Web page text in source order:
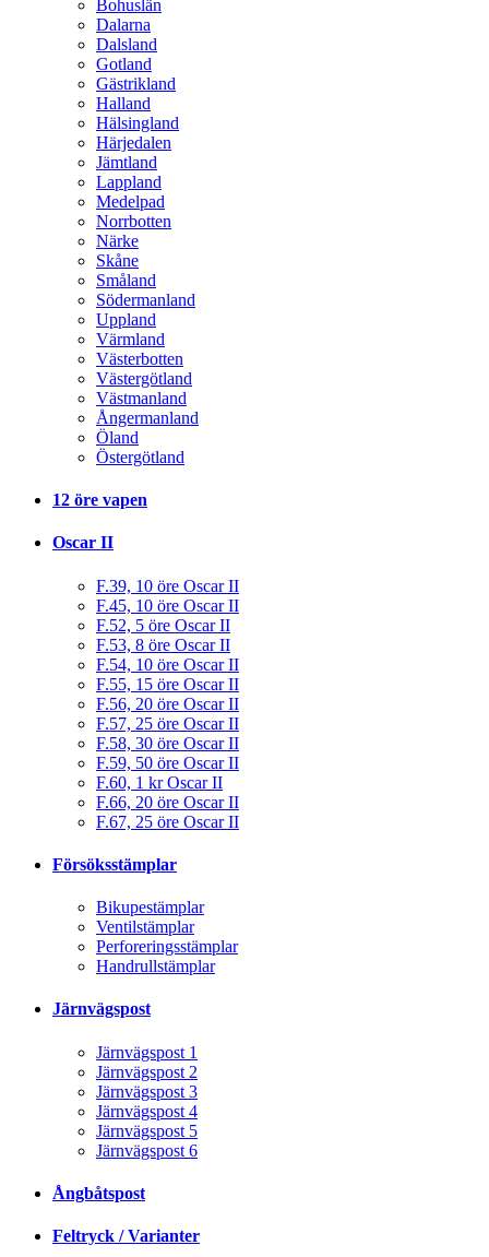
Bohuslän
Dalarna
Dalsland
Gotland
Gästrikland
Halland
Hälsingland
Härjedalen
Jämtland
Lappland
Medelpad
Norrbotten
Närke
Skåne
Småland
Södermanland
Uppland
Värmland
Västerbotten
Västergötland
Västmanland
Ångermanland
Öland
Östergötland
12 öre vapen
Oscar II
F.39, 10 öre Oscar II
F.45, 10 öre Oscar II
F.52, 5 öre Oscar II
F.53, 8 öre Oscar II
F.54, 10 öre Oscar II
F.55, 15 öre Oscar II
F.56, 20 öre Oscar II
F.57, 25 öre Oscar II
F.58, 30 öre Oscar II
F.59, 50 öre Oscar II
F.60, 1 kr Oscar II
F.66, 20 öre Oscar II
F.67, 25 öre Oscar II
Försöksstämplar
Bikupestämplar
Ventilstämplar
Perforeringsstämplar
Handrullstämplar
Järnvägspost
Järnvägspost 1
Järnvägspost 2
Järnvägspost 3
Järnvägspost 4
Järnvägspost 5
Järnvägspost 6
Ångbåtspost
Feltryck / Varianter